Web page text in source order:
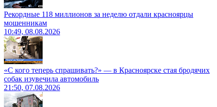
Рекордные 118 миллионов за неделю отдали красноярцы
мошенникам
10:49, 08.08.2026
«С кого теперь спрашивать?» — в Красноярске стая бродячих
собак изувечила автомобиль
21:50, 07.08.2026